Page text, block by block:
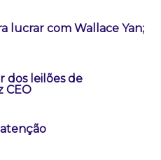
lucrar com Wallace Yan;
dos leilões de
CEO